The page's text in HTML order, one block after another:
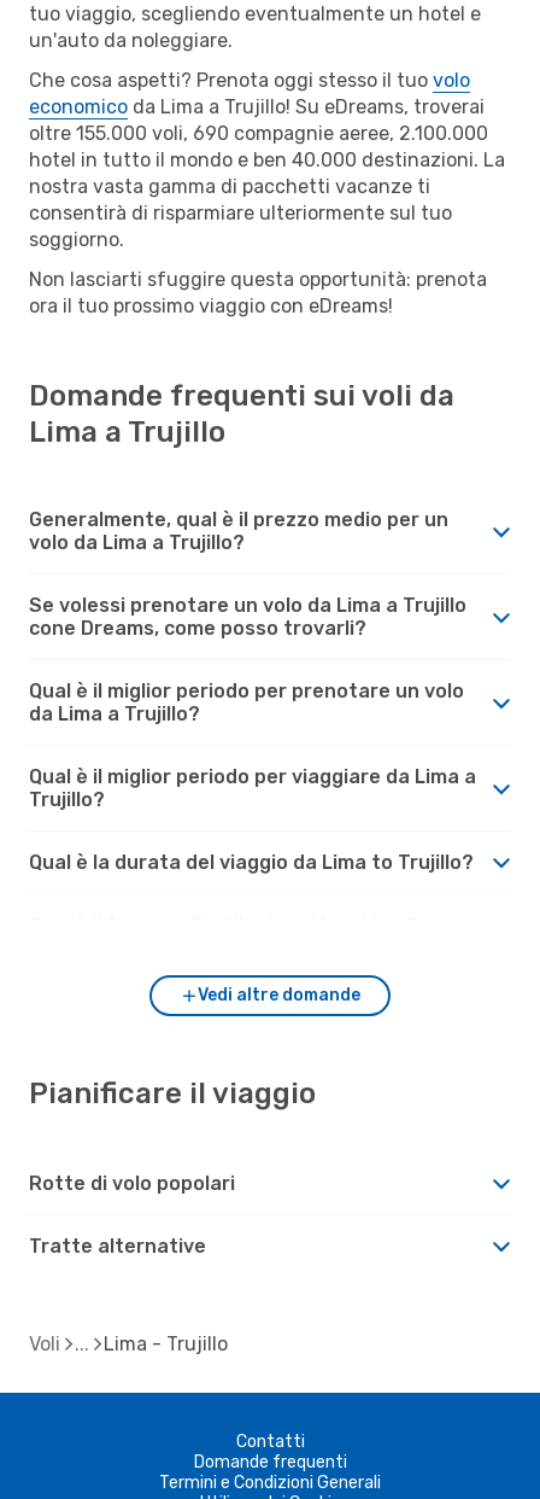
tuo viaggio, scegliendo eventualmente un hotel e
un'auto da noleggiare.
Che cosa aspetti? Prenota oggi stesso il tuo volo
economico da Lima a Trujillo! Su eDreams, troverai
oltre 155.000 voli, 690 compagnie aeree, 2.100.000
hotel in tutto il mondo e ben 40.000 destinazioni. La
nostra vasta gamma di pacchetti vacanze ti
consentirà di risparmiare ulteriormente sul tuo
soggiorno.
Non lasciarti sfuggire questa opportunità: prenota
ora il tuo prossimo viaggio con eDreams!
Domande frequenti sui voli da
Lima a Trujillo
Generalmente, qual è il prezzo medio per un
volo da Lima a Trujillo?
Se volessi prenotare un volo da Lima a Trujillo
cone Dreams, come posso trovarli?
Qual è il miglior periodo per prenotare un volo
da Lima a Trujillo?
Qual è il miglior periodo per viaggiare da Lima a
Trujillo?
Qual è la durata del viaggio da Lima to Trujillo?
Vedi altre domande
Pianificare il viaggio
Rotte di volo popolari
Tratte alternative
Voli Lima - Trujillo
Contatti
Domande frequenti
Termini e Condizioni Generali